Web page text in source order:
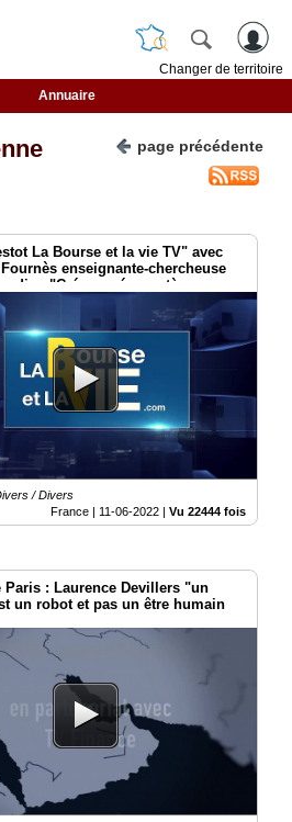
Changer de territoire
Annuaire
page précédente
La Bourse et la vie TV" avec
enseignante-chercheuse
: "Créer un écosystème
digital".
/ Divers
France | 11-06-2022 |Vu 22444 fois
Paris : Laurence Devillers "un
un robot et pas un être humain